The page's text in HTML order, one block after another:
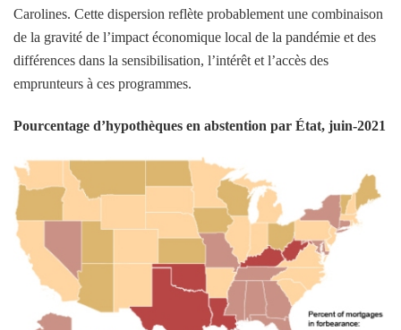
Carolines. Cette dispersion reflète probablement une combinaison
de la gravité de l’impact économique local de la pandémie et des
différences dans la sensibilisation, l’intérêt et l’accès des
emprunteurs à ces programmes.
Pourcentage d’hypothèques en abstention par État, juin-2021